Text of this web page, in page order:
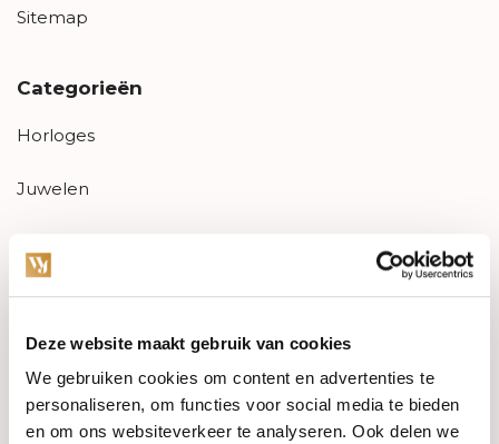
Deze website maakt gebruik van cookies
We gebruiken cookies om content en advertenties te
personaliseren, om functies voor social media te bieden
en om ons websiteverkeer te analyseren. Ook delen we
Sitemap
Categorieën
Horloges
Juwelen
PRE-OWNED
Luxe Accessoires
Informatie